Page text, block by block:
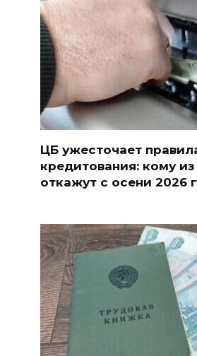
ЦБ ужесточает
кредитования: кому из
откажут с осени 2026